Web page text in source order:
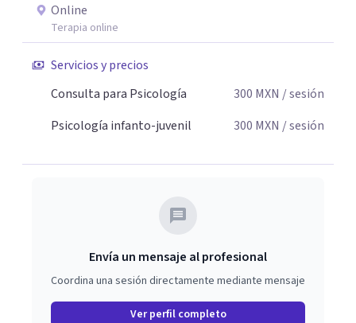
Online
Terapia online
Servicios y precios
Consulta para Psicología
300 MXN / sesión
Psicología infanto-juvenil
300 MXN / sesión
Envía un mensaje al profesional
Coordina una sesión directamente mediante mensaje
Ver perfil completo